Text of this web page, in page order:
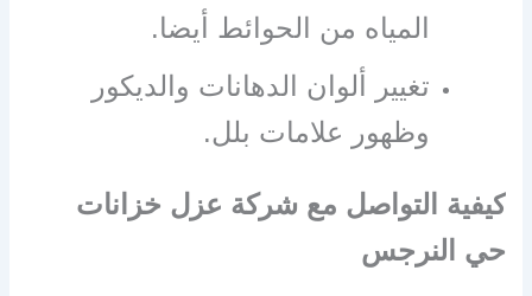
المياه من الحوائط أيضا.
تغيير ألوان الدهانات والديكور
وظهور علامات بلل.
كيفية التواصل مع شركة عزل خزانات
حي النرجس